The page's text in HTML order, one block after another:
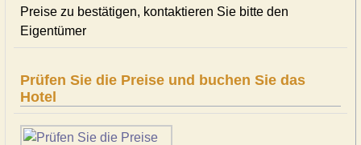
Preise zu bestätigen, kontaktieren Sie bitte den
Eigentümer
Prüfen Sie die Preise und buchen Sie das
Hotel